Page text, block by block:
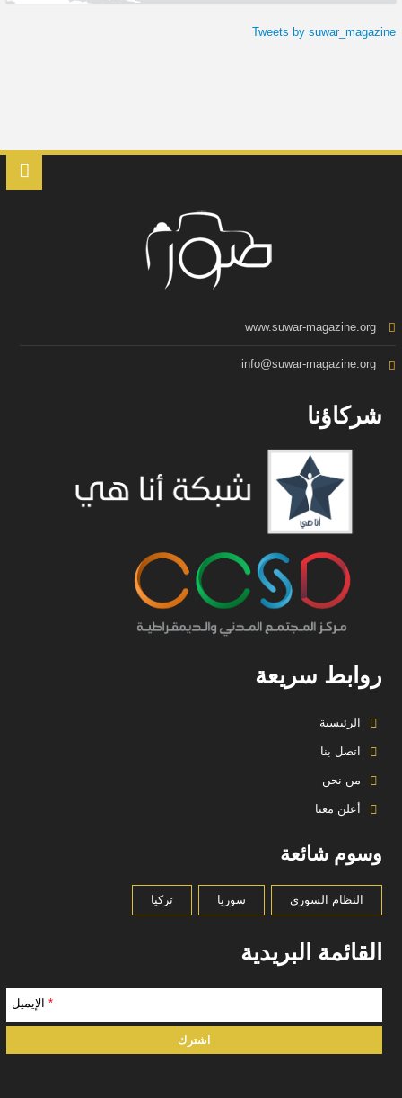
Tweets by suwar_magazine
www.suwar-magazine.org
info@suwar-magazine.org
شركاؤنا
روابط سريعة
الرئيسية
اتصل بنا
من نحن
أعلن معنا
وسوم شائعة
النظام السوري سوريا تركيا
القائمة البريدية
* الإيميل